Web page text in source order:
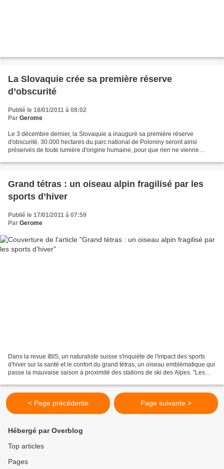
La Slovaquie crée sa première réserve
d’obscurité
Publié le 18/01/2011 à 08:02
Par Gerome
Le 3 décembre dernier, la Slovaquie a inauguré sa première réserve
d'obscurité. 30.000 hectares du parc national de Poloniny seront ainsi
préservés de toute lumière d'origine humaine, pour que rien ne vienne
Grand tétras : un oiseau alpin fragilisé par les
sports d’hiver
Publié le 17/01/2011 à 07:59
Par Gerome
Dans la revue IBIS, un naturaliste suisse s'inquiète de l'impact des sports
d'hiver sur la santé et le confort du grand tétras, un oiseau emblématique qui
passe la mauvaise saison à proximité des stations de ski des Alpes. "Les
< Page précédente Page suivante >
Hébergé par Overblog
Top articles
Pages